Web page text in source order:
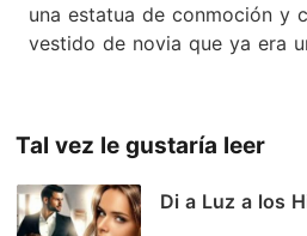
una estatua de conmoción y
vestido de novia que ya era
Tal vez le gustaría leer
Di a Luz a los